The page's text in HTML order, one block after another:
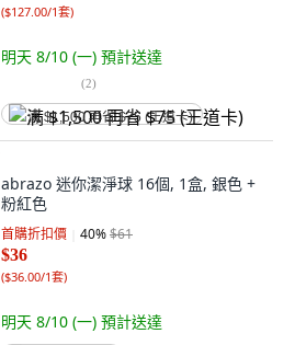
($127.00/1套)
明天 8/10 (一) 預計送達
(2)
满 $1,500 再省 $75 (王道卡)
abrazo 迷你潔淨球 16個, 1盒, 銀色 +
粉紅色
首購折扣價 40%$61
$36
($36.00/1套)
明天 8/10 (一) 預計送達